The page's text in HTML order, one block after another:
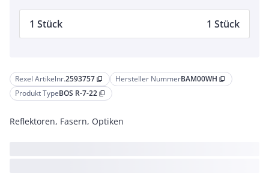
Rexel Artikelnr.2593757 content_copy Hersteller NummerBAM00WH content_copy
Produkt TypeBOS R-7-22 content_copy
Reflektoren, Fasern, Optiken
1 Stück 1 Stück